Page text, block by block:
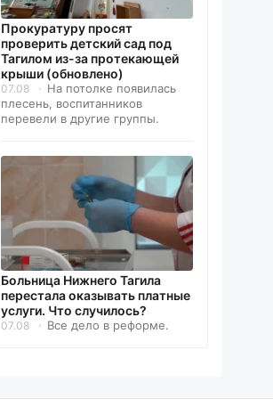
Прокуратуру просят
проверить детский сад под
Тагилом из-за протекающей
крыши (обновлено)
07.08
На потолке появилась
плесень, воспитанников
перевели в другие группы.
Больница Нижнего Тагила
перестала оказывать платные
услуги. Что случилось?
07.08 Все дело в реформе.